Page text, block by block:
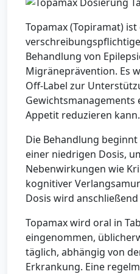
Topamax (Topiramat) ist
Behandlung von
Migräneprävention. Es
Off-Label zur
Gewichtsmanagements
Appetit reduzieren kann.
Die Behandlung
einer niedrigen Dosis,
Nebenwirkungen wie
kognitiver
Dosis wird
Topamax wird oral in
eingenommen,
täglich, abhängig von
Erkrankung. Eine